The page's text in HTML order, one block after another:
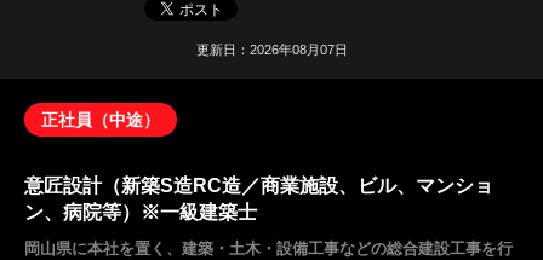
更新日：2026年08月07日
正社員（中途）
意匠設計（新築S造RC造／商業施設、ビル、マンショ
ン、病院等）※一級建築士
岡山県に本社を置く、建築・土木・設備工事などの総合建設工事を行